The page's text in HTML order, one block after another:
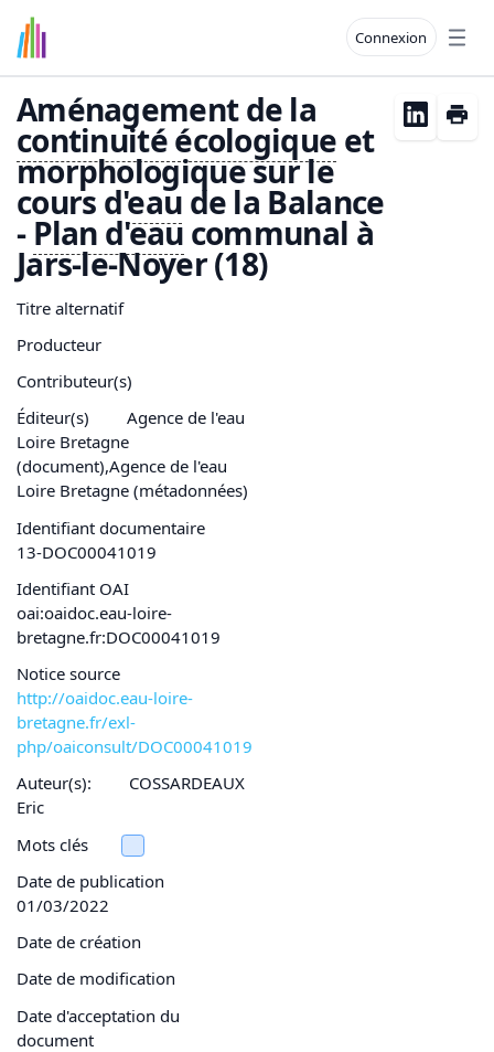
Connexion
Aménagement de la
continuité écologique et
morphologique sur le
cours d'eau de la Balance
- Plan d'eau communal à
Jars-le-Noyer (18)
Titre alternatif
Producteur
Contributeur(s)
Éditeur(s)
Agence de l'eau
Loire Bretagne
(document),Agence de l'eau
Loire Bretagne (métadonnées)
Identifiant documentaire
13-DOC00041019
Identifiant OAI
oai:oaidoc.eau-loire-
bretagne.fr:DOC00041019
Notice source
http://oaidoc.eau-loire-
bretagne.fr/exl-
php/oaiconsult/DOC00041019
Auteur(s):
COSSARDEAUX
Eric
Mots clés
Date de publication
01/03/2022
Date de création
Date de modification
Date d'acceptation du
document